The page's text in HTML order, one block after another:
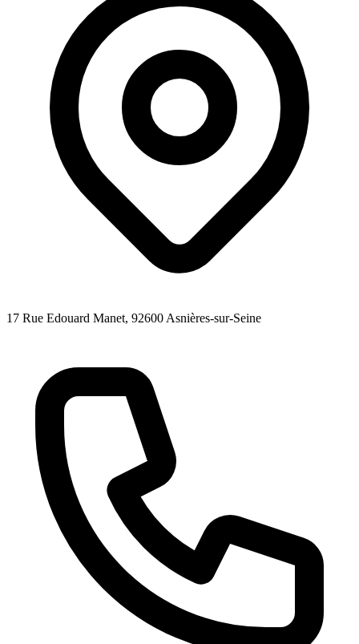
17 Rue Edouard Manet, 92600 Asnières-sur-Seine